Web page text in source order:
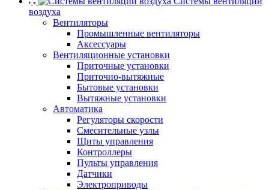
воздуха
Вентиляторы
Промышленные вентиляторы
Аксессуары
Вентиляционные установки
Приточные установки
Приточно-вытяжные
Бытовые установки
Вытяжные установки
Автоматика
Регуляторы скорости
Смесительные узлы
Щиты управления
Контроллеры
Пульты управления
Датчики
Электроприводы